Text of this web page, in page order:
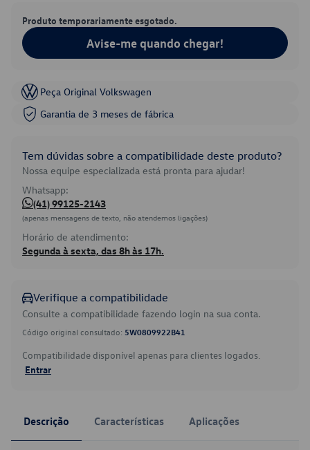
Produto temporariamente esgotado.
Avise-me quando chegar!
Peça Original Volkswagen
Garantia de 3 meses de fábrica
Tem dúvidas sobre a compatibilidade deste produto?
Nossa equipe especializada está pronta para ajudar!
Whatsapp:
(41) 99125-2143
(apenas mensagens de texto, não atendemos ligações)
Horário de atendimento:
Segunda à sexta, das 8h às 17h.
Verifique a compatibilidade
Consulte a compatibilidade fazendo login na sua conta.
Código original consultado: 5W0809922B41
Compatibilidade disponível apenas para clientes logados.
Entrar
Descrição Características Aplicações